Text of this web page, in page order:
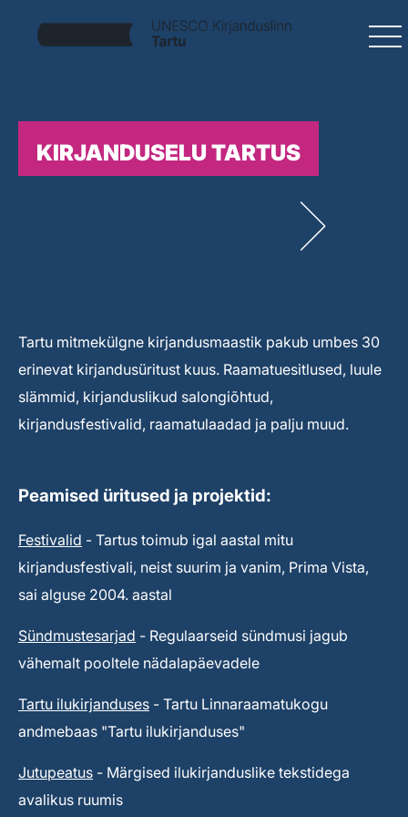
KIRJANDUSELU TARTUS
Tartu mitmekülgne kirjandusmaastik pakub umbes 30
erinevat kirjandusüritust kuus. Raamatuesitlused, luule
slämmid, kirjanduslikud salongiõhtud,
kirjandusfestivalid, raamatulaadad ja palju muud.
Peamised üritused ja projektid:
Festivalid - Tartus toimub igal aastal mitu
kirjandusfestivali, neist suurim ja vanim, Prima Vista,
sai alguse 2004. aastal
Sündmustesarjad - Regulaarseid sündmusi jagub
vähemalt pooltele nädalapäevadele
Tartu ilukirjanduses - Tartu Linnaraamatukogu
andmebaas "Tartu ilukirjanduses"
Jutupeatus - Märgised ilukirjanduslike tekstidega
avalikus ruumis